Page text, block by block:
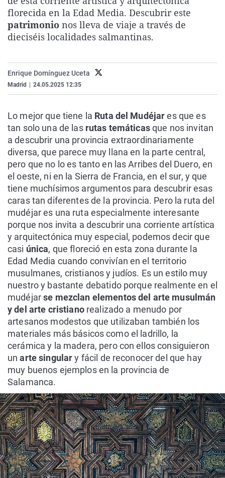
La rosa de los vientos
Gente viajera
Como el perro y el
Caso
Retornados
Equipo de
Operación Viuda
Extremadura
Galicia
La Rioja
Navarra
Virales
Televisión
Elecciones
florecida en la Edad Media. Descubrir este
patrimonio nos lleva de viaje a través de
dieciséis localidades salmantinas.
Enrique Domínguez Uceta
Madrid 24.05.2025 12:35
Lo mejor que tiene la Ruta del Mudéjares que es
tan solo una de las rutas temáticasque nos invitan
a descubrir una provincia extraordinariamente
diversa, que parece muy llana en la parte central,
pero que no lo es tanto en las Arribes del Duero, en
el oeste, ni en la Sierra de Francia, en el sur, y que
tiene muchísimos argumentos para descubrir esas
caras tan diferentes de la provincia. Pero la ruta del
mudéjar es una ruta especialmente interesante
porque nos invita a descubrir una corriente artística
y arquitectónica muy especial, podemos decir que
casi única, que floreció en esta zona durante la
Edad Media cuando convivían en el territorio
musulmanes, cristianos y judíos. Es un estilo muy
nuestro y bastante debatido porque realmente en el
mudéjarse mezclan elementos del arte musulmán
y del arte cristianorealizado a menudo por
artesanos modestos que utilizaban también los
materiales más básicos como el ladrillo, la
cerámica y la madera, pero con ellos consiguieron
unarte singulary fácil de reconocer del que hay
muy buenos ejemplos en la provincia de
Salamanca.